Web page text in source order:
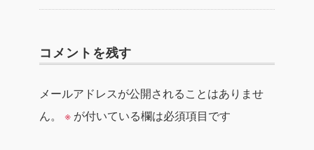
コメントを残す
メールアドレスが公開されることはありませ
ん。
※ が付いている欄は必須項目です